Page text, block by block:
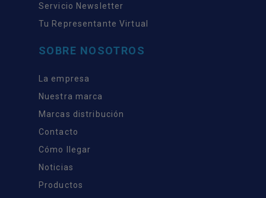
Servicio Newsletter
Tu Representante Virtual
SOBRE NOSOTROS
La empresa
Nuestra marca
Marcas distribución
Contacto
Cómo llegar
Noticias
Productos